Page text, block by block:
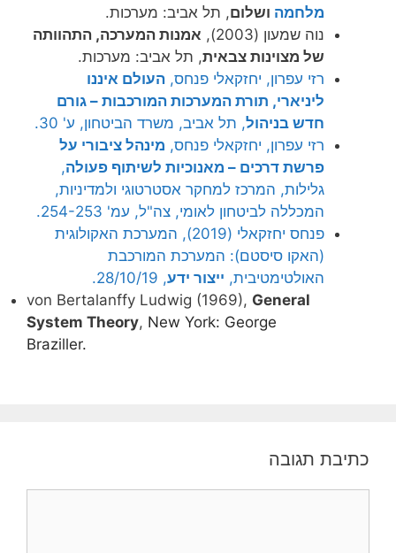
מלחמה ושלום, תל אביב: מערכות.
נוה שמעון (2003),
אמנות המערכה, התהוותה
של מצוינות צבאית, תל אביב: מערכות.
רזי עפרון, יחזקאלי פנחס, העולם איננו
ליניארי, תורת המערכות המורכבות – גורם
חדש בניהול, תל אביב, משרד הביטחון, ע' 30.
רזי עפרון, יחזקאלי פנחס, מינהל ציבורי על
פרשת דרכים – מאנוכיות לשיתוף פעולה,
גלילות, המרכז למחקר אסטרטוגי ולמדיניות,
המכללה לביטחון לאומי, צה"ל, עמ' 254-253.
פנחס יחזקאלי (2019), המערכת האקולוגית
(האקו סיסטם): המערכת המורכבת
האולטימטיבית, ייצור ידע, 28/10/19.
von Bertalanffy Ludwig (1969), General
System Theory, New York: George
Braziller.
כתיבת תגובה